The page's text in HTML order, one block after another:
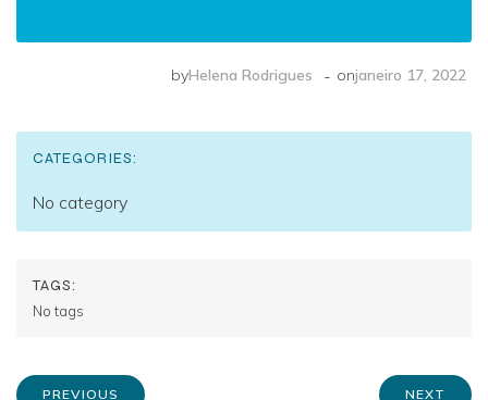
byHelena Rodrigues - onjaneiro 17, 2022
CATEGORIES:
No category
TAGS:
No tags
PREVIOUS NEXT